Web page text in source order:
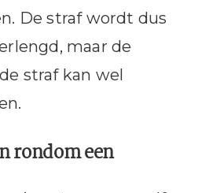
De straf wordt dus
maar de
straf kan wel
rondom een